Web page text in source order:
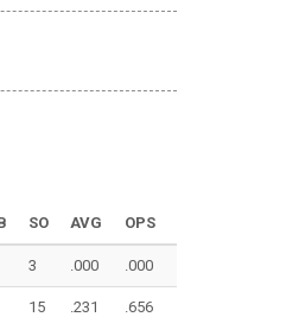
SO AVG OPS
3 .000 .000
15 .231 .656